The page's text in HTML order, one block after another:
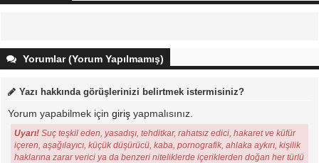
Yorumlar (Yorum Yapılmamış)
Yazı hakkında görüşlerinizi belirtmek istermisiniz?
Yorum yapabilmek için giriş yapmalısınız.
Uyarı! Suç teşkil eden, yasadışı, tehditkar, rahatsız edici, hakaret ve küfür
içeren, aşağılayıcı, küçük düşürücü, kaba, pornografik, ahlaka aykırı, kişilik
haklarına zarar verici ya da benzeri niteliklerde içeriklerden doğan her türlü